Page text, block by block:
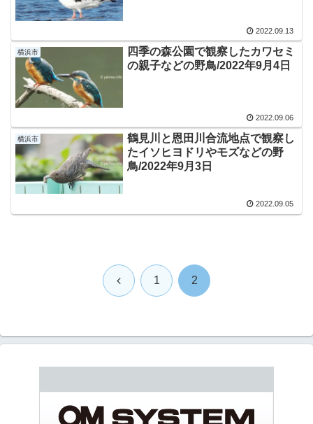
2022.09.13
横浜市
四季の森公園で観察したカワセミ
の親子などの野鳥/2022年9月4日
2022.09.06
横浜市
鶴見川と恩田川合流地点で観察し
たイソヒヨドリやモズなどの野
鳥/2022年9月3日
2022.09.05
前 1 2